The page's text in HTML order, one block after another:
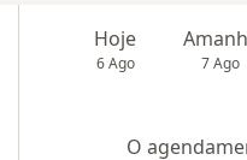
Hoje
6 Ago 7 Ago
O